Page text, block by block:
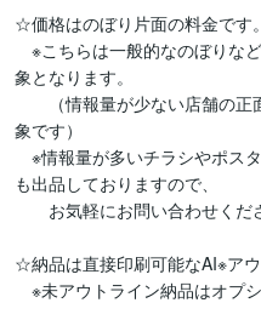
☆価格はのぼり片面の料金です。
※こちらは一般的なのぼりな
象となります。
（情報量が少ない店舗の正
象です）
※情報量が多いチラシやポス
も出品しておりますので、
お気軽にお問い合わせくだ
☆納品は直接印刷可能なAI※ア
※未アウトライン納品はオプ